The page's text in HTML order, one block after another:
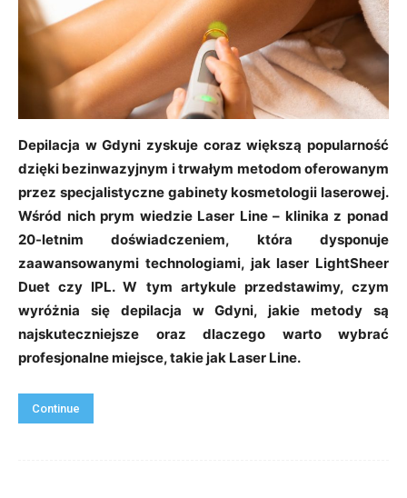
Depilacja w Gdyni zyskuje coraz większą popularność
dzięki bezinwazyjnym i trwałym metodom oferowanym
przez specjalistyczne gabinety kosmetologii laserowej.
Wśród nich prym wiedzie Laser Line – klinika z ponad
20-letnim doświadczeniem, która dysponuje
zaawansowanymi technologiami, jak laser LightSheer
Duet czy IPL. W tym artykule przedstawimy, czym
wyróżnia się depilacja w Gdyni, jakie metody są
najskuteczniejsze oraz dlaczego warto wybrać
profesjonalne miejsce, takie jak Laser Line.
Continue